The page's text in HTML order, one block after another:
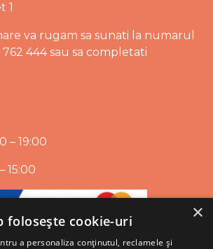
1
va rugam sa sunati la numarul
444 sau sa completati
– 19:00
15:00
×
folosește cookie-uri
a personaliza conținutul, reclamele și